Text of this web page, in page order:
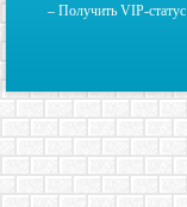
– Получить VIP-статус